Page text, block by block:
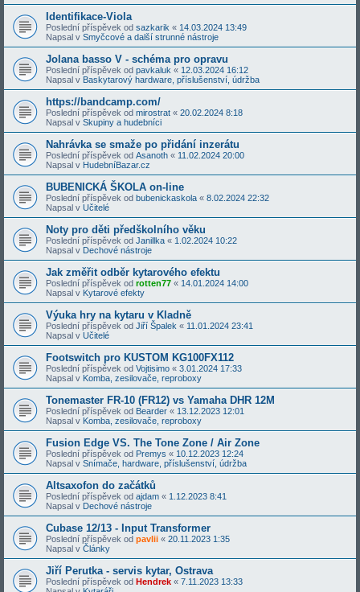
Identifikace-Viola
Poslední příspěvek od sazkarik « 14.03.2024 13:49
Napsal v Smyčcové a další strunné nástroje
Jolana basso V - schéma pro opravu
Poslední příspěvek od pavkaluk « 12.03.2024 16:12
Napsal v Baskytarový hardware, příslušenství, údržba
https://bandcamp.com/
Poslední příspěvek od mirostrat « 20.02.2024 8:18
Napsal v Skupiny a hudebníci
Nahrávka se smaže po přidání inzerátu
Poslední příspěvek od Asanoth « 11.02.2024 20:00
Napsal v HudebníBazar.cz
BUBENICKÁ ŠKOLA on-line
Poslední příspěvek od bubenickaskola « 8.02.2024 22:32
Napsal v Učitelé
Noty pro děti předškolního věku
Poslední příspěvek od Janillka « 1.02.2024 10:22
Napsal v Dechové nástroje
Jak změřit odběr kytarového efektu
Poslední příspěvek od rotten77 « 14.01.2024 14:00
Napsal v Kytarové efekty
Výuka hry na kytaru v Kladně
Poslední příspěvek od Jiří Špalek « 11.01.2024 23:41
Napsal v Učitelé
Footswitch pro KUSTOM KG100FX112
Poslední příspěvek od Vojtisimo « 3.01.2024 17:33
Napsal v Komba, zesilovače, reproboxy
Tonemaster FR-10 (FR12) vs Yamaha DHR 12M
Poslední příspěvek od Bearder « 13.12.2023 12:01
Napsal v Komba, zesilovače, reproboxy
Fusion Edge VS. The Tone Zone / Air Zone
Poslední příspěvek od Premys « 10.12.2023 12:24
Napsal v Snímače, hardware, příslušenství, údržba
Altsaxofon do začátků
Poslední příspěvek od ajdam « 1.12.2023 8:41
Napsal v Dechové nástroje
Cubase 12/13 - Input Transformer
Poslední příspěvek od pavlii « 20.11.2023 1:35
Napsal v Články
Jiří Perutka - servis kytar, Ostrava
Poslední příspěvek od Hendrek « 7.11.2023 13:33